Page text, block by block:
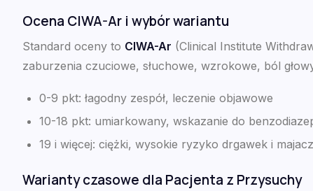
Ocena CIWA-Ar i wybór wariantu
Standard oceny to CIWA-Ar (Clinical Institute
zaburzenia czuciowe, słuchowe, wzrokowe, ból
0-9 pkt: łagodny zespół, leczenie objawowe
10-18 pkt: umiarkowany, wskazanie do
19 i więcej: ciężki, wysokie ryzyko drgawek i
Warianty czasowe dla Pacjenta z Przysuchy